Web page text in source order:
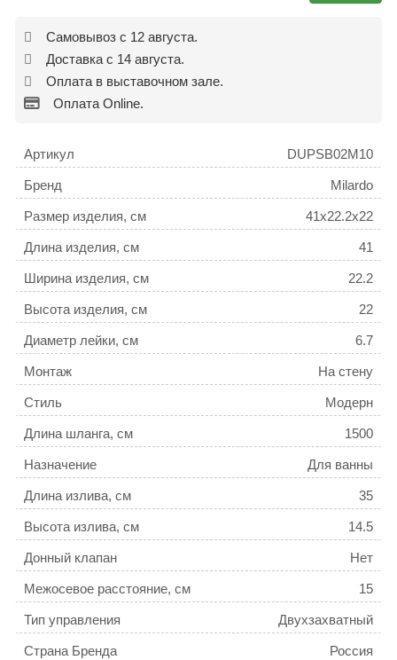
Самовывоз с 12 августа.
Доставка с 14 августа.
Оплата в выставочном зале.
Оплата Online.
Артикул DUPSB02M10
Бренд Milardo
Размер изделия, см 41x22.2x22
Длина изделия, см 41
Ширина изделия, см 22.2
Высота изделия, см 22
Диаметр лейки, см 6.7
Монтаж На стену
Стиль Модерн
Длина шланга, см 1500
Назначение Для ванны
Длина излива, см 35
Высота излива, см 14.5
Донный клапан Нет
Межосевое расстояние, см 15
Тип управления Двухзахватный
Страна Бренда Россия